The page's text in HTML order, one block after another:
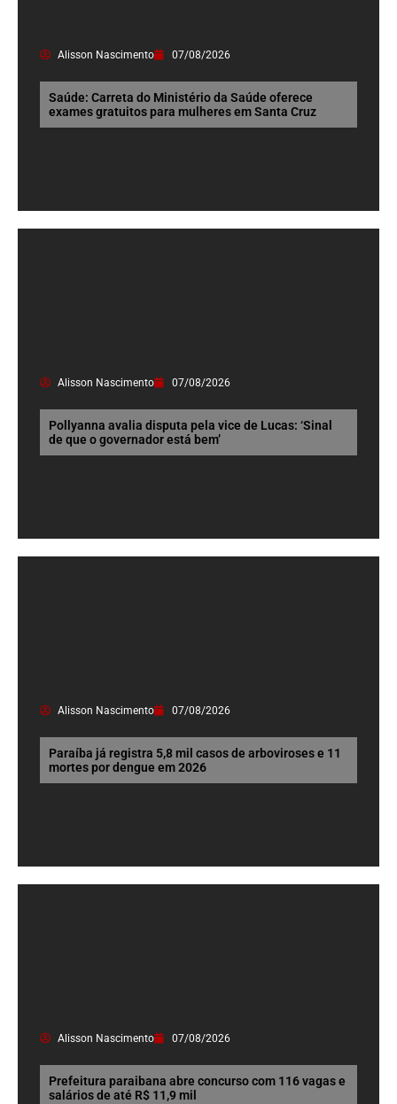
Alisson Nascimento 07/08/2026
Saúde: Carreta do Ministério da Saúde oferece
exames gratuitos para mulheres em Santa Cruz
Alisson Nascimento 07/08/2026
Pollyanna avalia disputa pela vice de Lucas: ‘Sinal
de que o governador está bem’
Alisson Nascimento 07/08/2026
Paraíba já registra 5,8 mil casos de arboviroses e 11
mortes por dengue em 2026
Alisson Nascimento 07/08/2026
Prefeitura paraibana abre concurso com 116 vagas e
salários de até R$ 11,9 mil